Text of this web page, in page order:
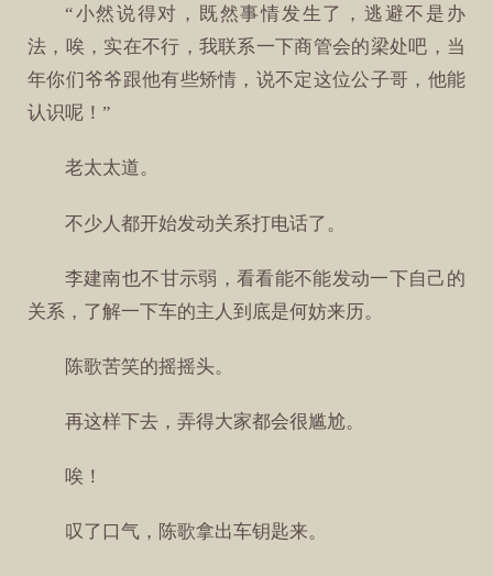
“小然说得对，既然事情发生了，逃避不是办
法，唉，实在不行，我联系一下商管会的梁处吧，当
年你们爷爷跟他有些矫情，说不定这位公子哥，他能
认识呢！”
老太太道。
不少人都开始发动关系打电话了。
李建南也不甘示弱，看看能不能发动一下自己的
关系，了解一下车的主人到底是何妨来历。
陈歌苦笑的摇摇头。
再这样下去，弄得大家都会很尴尬。
唉！
叹了口气，陈歌拿出车钥匙来。